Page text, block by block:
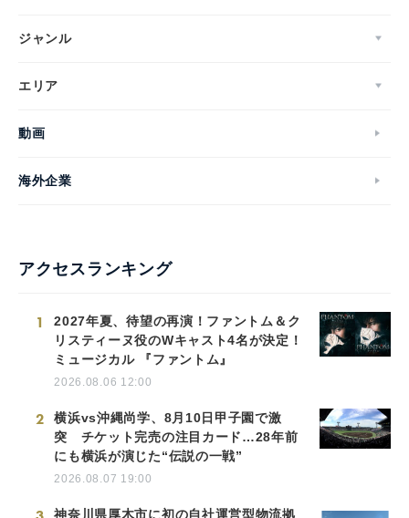
ジャンル
エリア
動画
海外企業
アクセスランキング
1
2027年夏、待望の再演！ファントム＆ク
リスティーヌ役のWキャスト4名が決定！
ミュージカル 『ファントム』
2026.08.06 12:00
2
横浜vs沖縄尚学、8月10日甲子園で激
突 チケット完売の注目カード…28年前
にも横浜が演じた“伝説の一戦”
2026.08.07 19:00
神奈川県厚木市に初の自社運営型物流拠